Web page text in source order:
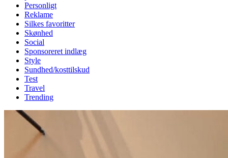
Personligt
Reklame
Silkes favoritter
Skønhed
Social
Sponsoreret indlæg
Style
Sundhed/kosttilskud
Test
Travel
Trending